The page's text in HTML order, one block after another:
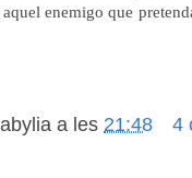
enemigo que
a les 21:48 4